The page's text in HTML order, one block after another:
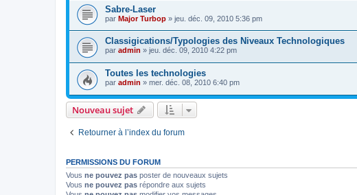
Sabre-Laser
par Major Turbop » jeu. déc. 09, 2010 5:36 pm
Classigications/Typologies des Niveaux Technologiques
par admin » jeu. déc. 09, 2010 4:22 pm
Toutes les technologies
par admin » mer. déc. 08, 2010 6:40 pm
Nouveau sujet
Retourner à l’index du forum
PERMISSIONS DU FORUM
Vous ne pouvez pas poster de nouveaux sujets
Vous ne pouvez pas répondre aux sujets